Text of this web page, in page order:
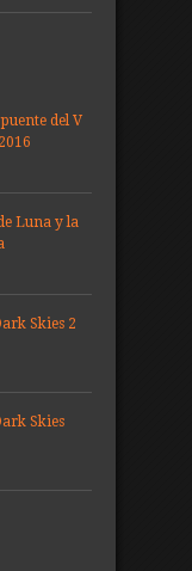
del V
Luna y la
Skies 2
Skies